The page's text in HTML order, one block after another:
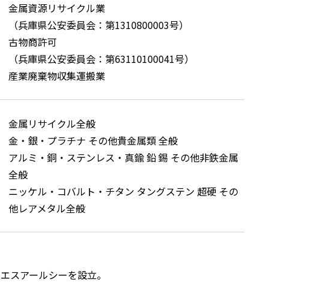
金属資源リサイクル業
（兵庫県公安委員会：第1310800003号）
古物商許可
（兵庫県公安委員会：第63110100041号）
産業廃棄物収集運搬業
金属リサイクル全般
金・銀・プラチナ その他貴金属類 全般
アルミ・銅・ステンレス・真鍮 鉛 錫 その他非鉄金属
全般
ニッケル・コバルト・チタン タングステン 超硬 その
他レアメタル全般
スアールシーを設立。